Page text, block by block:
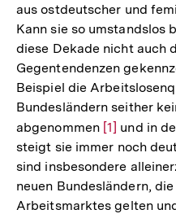
aus ostdeutscher und
Kann sie so umstandslos
diese Dekade nicht auch
Gegentendenzen
Beispiel die
Bundesländern seither
abgenommen Zur
Auflösung
der
Fußnote
[1] und in
steigt sie immer noch
sind insbesondere
neuen Bundesländern,
Arbeitsmarktes gelten